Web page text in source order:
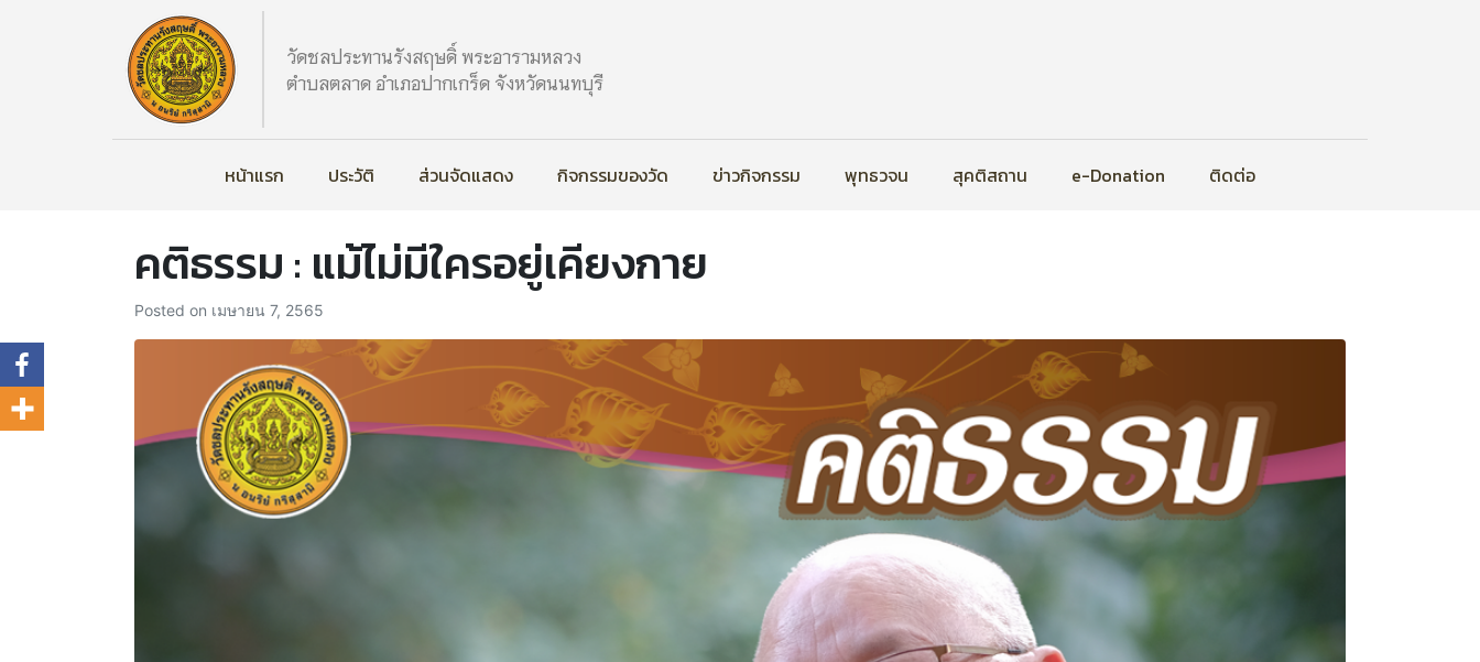
วัดชลประทานรังสฤษดิ์ พระอารามหลวง
ตำบลตลาด อำเภอปากเกร็ด จังหวัดนนทบุรี
หน้าแรก ประวัติ ส่วนจัดแสดง กิจกรรมของวัด ข่าวกิจกรรม พุทธวจน สุคติสถาน e-Donation ติดต่อ
คติธรรม : แม้ไม่มีใครอยู่เคียงกาย
Posted on เมษายน 7, 2565